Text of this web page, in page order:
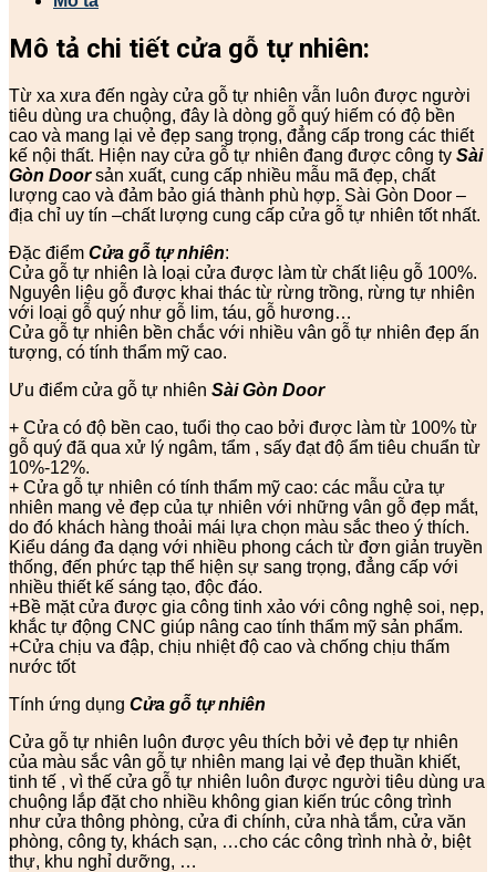
Mô tả chi tiết cửa gỗ tự nhiên:
Từ xa xưa đến ngày cửa gỗ tự nhiên vẫn luôn được người
tiêu dùng ưa chuộng, đây là dòng gỗ quý hiếm có độ bền
cao và mang lại vẻ đẹp sang trọng, đẳng cấp trong các thiết
kế nội thất. Hiện nay cửa gỗ tự nhiên đang được công ty Sài
Gòn Doorsản xuất, cung cấp nhiều mẫu mã đẹp, chất
lượng cao và đảm bảo giá thành phù hợp. Sài Gòn Door –
địa chỉ uy tín –chất lượng cung cấp cửa gỗ tự nhiên tốt nhất.
Đặc điểm Cửa gỗ tự nhiên:
Cửa gỗ tự nhiên là loại cửa được làm từ chất liệu gỗ 100%.
Nguyên liệu gỗ được khai thác từ rừng trồng, rừng tự nhiên
với loại gỗ quý như gỗ lim, táu, gỗ hương…
Cửa gỗ tự nhiên bền chắc với nhiều vân gỗ tự nhiên đẹp ấn
tượng, có tính thẩm mỹ cao.
Ưu điểm cửa gỗ tự nhiên Sài Gòn Door
+ Cửa có độ bền cao, tuổi thọ cao bởi được làm từ 100% từ
gỗ quý đã qua xử lý ngâm, tẩm , sấy đạt độ ẩm tiêu chuẩn từ
10%-12%.
+ Cửa gỗ tự nhiên có tính thẩm mỹ cao: các mẫu cửa tự
nhiên mang vẻ đẹp của tự nhiên với những vân gỗ đẹp mắt,
do đó khách hàng thoải mái lựa chọn màu sắc theo ý thích.
Kiểu dáng đa dạng với nhiều phong cách từ đơn giản truyền
thống, đến phức tạp thể hiện sự sang trọng, đẳng cấp với
nhiều thiết kế sáng tạo, độc đáo.
+Bề mặt cửa được gia công tinh xảo với công nghệ soi, nẹp,
khắc tự động CNC giúp nâng cao tính thẩm mỹ sản phẩm.
+Cửa chịu va đập, chịu nhiệt độ cao và chống chịu thấm
nước tốt
Tính ứng dụng Cửa gỗ tự nhiên
Cửa gỗ tự nhiên luôn được yêu thích bởi vẻ đẹp tự nhiên
của màu sắc vân gỗ tự nhiên mang lại vẻ đẹp thuần khiết,
tinh tế , vì thế cửa gỗ tự nhiên luôn được người tiêu dùng ưa
chuộng lắp đặt cho nhiều không gian kiến trúc công trình
như cửa thông phòng, cửa đi chính, cửa nhà tắm, cửa văn
phòng, công ty, khách sạn, …cho các công trình nhà ở, biệt
thự, khu nghỉ dưỡng, …